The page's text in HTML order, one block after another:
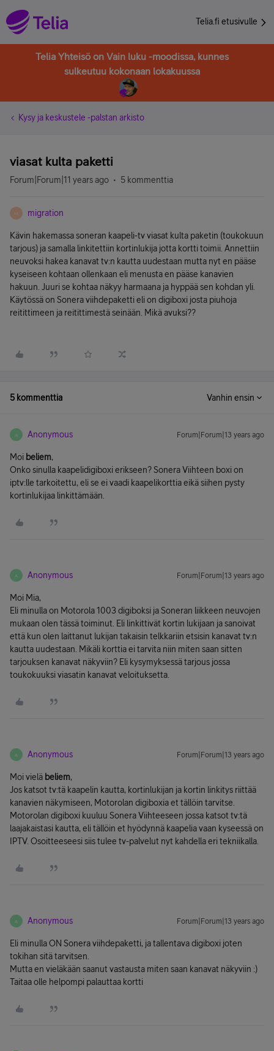
Telia.fi etusivulle
Telia Yhteisö on Vain luku -moodissa, kunnes
sulkeutuu kokonaan lokakuussa
Kysy ja keskustele -palstan arkisto
viasat kulta paketti
Forum|Forum|11 years ago 5 kommenttia
M migration
Kävin hakemassa soneran kaapeli-tv viasat kulta paketin (toukokuun
tarjous) ja samalla linkitettiin kortinlukija jotta kortti toimii. Annettiin
neuvoksi hakea kanavat tv:n kautta uudestaan mutta nyt en pääse
kyseiseen kohtaan ollenkaan eli menusta en pääse kanavien
hakuun. Juuri se kohtaa näkyy harmaana ja hyppää sen kohdan yli.
Käytössä on Sonera viihdepaketti eli on digiboxi josta piuhoja
reitittimeen ja reitittimestä seinään. Mikä avuksi??
5 kommenttia Vanhin ensin
A Anonymous Forum|Forum|13 years ago
Moi beliem,
Onko sinulla kaapelidigiboxi erikseen? Sonera Viihteen boxi on
iptv:lle tarkoitettu, eli se ei vaadi kaapelikorttia eikä siihen pysty
kortinlukijaa linkittämään.
A Anonymous Forum|Forum|13 years ago
Moi Mia,
Eli minulla on Motorola 1003 digiboksi ja Soneran liikkeen neuvojen
mukaan olen tässä toiminut. Eli linkittivät kortin lukijaan ja sanoivat
että kun olen laittanut lukijan takaisin telkkariin etsisin kanavat tv:n
kautta uudestaan. Mikäli korttia ei tarvita niin miten saan sitten
tarjouksen kanavat näkyviin? Eli kysymyksessä tarjous jossa
toukokuuksi viasatin kanavat veloituksetta.
A Anonymous Forum|Forum|13 years ago
Moi vielä beliem,
Jos katsot tv:tä kaapelin kautta, kortinlukijan ja kortin linkitys riittää
kanavien näkymiseen, Motorolan digiboxia et tällöin tarvitse.
Motorolan digiboxi kuuluu Sonera Viihteeseen jossa katsot tv:tä
laajakaistasi kautta, eli tällöin et hyödynnä kaapelia vaan kyseessä on
IPTV. Osoitteeseesi siis tulee tv-palvelut nyt kahdella eri tekniikalla.
A Anonymous Forum|Forum|13 years ago
Eli minulla ON Sonera viihdepaketti, ja tallentava digiboxi joten
tokihan sitä tarvitsen.
Mutta en vieläkään saanut vastausta miten saan kanavat näkyviin :)
Taitaa olle helpompi palauttaa kortti